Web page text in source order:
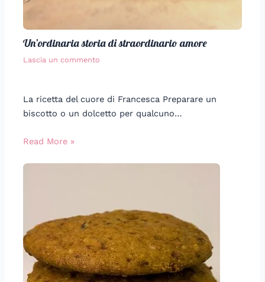
Un’ordinaria storia di straordinario amore
Lascia un commento
La ricetta del cuore di Francesca Preparare un
biscotto o un dolcetto per qualcuno…
Read More »